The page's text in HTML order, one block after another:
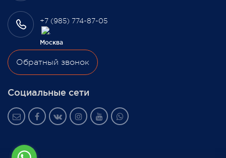
+7 (985) 774-87-05
Москва
Обратный звонок
Социальные сети